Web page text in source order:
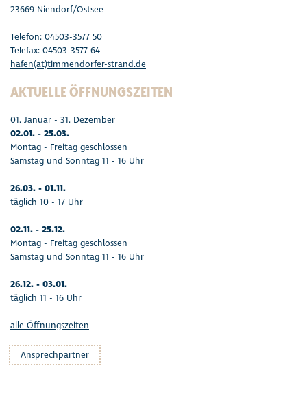
23669 Niendorf/Ostsee
Telefon: 04503-3577 50
Telefax: 04503-3577-64
hafen(at)timmendorfer-strand.de
AKTUELLE ÖFFNUNGSZEITEN
01. Januar - 31. Dezember
02.01. - 25.03.
Montag - Freitag geschlossen
Samstag und Sonntag 11 - 16 Uhr
26.03. - 01.11.
täglich 10 - 17 Uhr
02.11. - 25.12.
Montag - Freitag geschlossen
Samstag und Sonntag 11 - 16 Uhr
26.12. - 03.01.
täglich 11 - 16 Uhr
alle Öffnungszeiten
Ansprechpartner